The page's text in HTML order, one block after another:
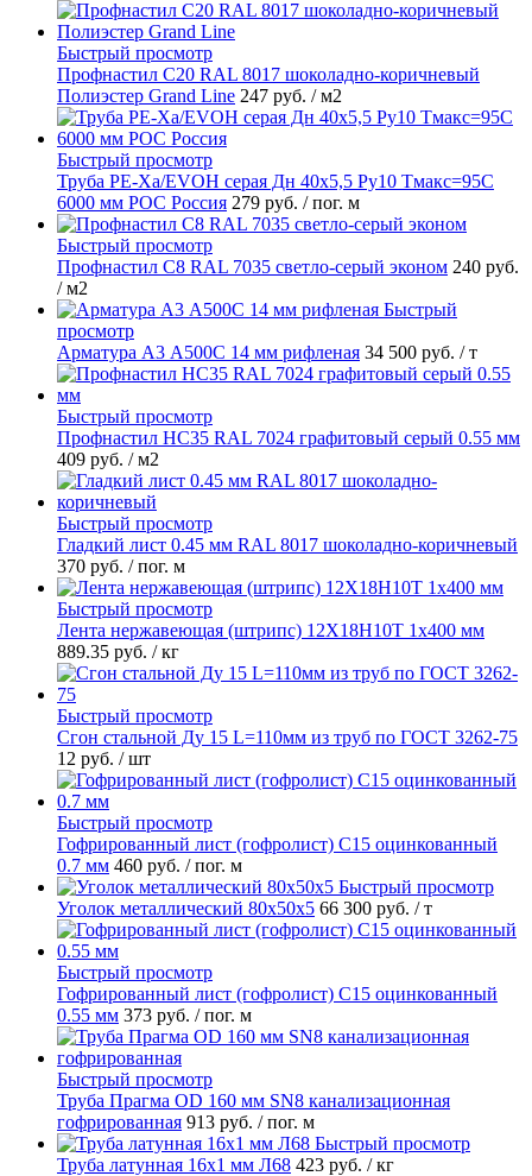
Быстрый просмотр
Профнастил С20 RAL 8017 шоколадно-коричневый
Полиэстер Grand Line 247 руб. / м2
Быстрый просмотр
Труба PE-Xa/EVOH серая Дн 40х5,5 Ру10 Тмакс=95C
6000 мм РОС Россия 279 руб. / пог. м
Быстрый просмотр
Профнастил С8 RAL 7035 светло-серый эконом 240 руб.
/ м2
Быстрый
просмотр
Арматура А3 А500С 14 мм рифленая 34 500 руб. / т
Быстрый просмотр
Профнастил НС35 RAL 7024 графитовый серый 0.55 мм
409 руб. / м2
Быстрый просмотр
Гладкий лист 0.45 мм RAL 8017 шоколадно-коричневый
370 руб. / пог. м
Быстрый просмотр
Лента нержавеющая (штрипс) 12Х18Н10Т 1х400 мм
889.35 руб. / кг
Быстрый просмотр
Сгон стальной Ду 15 L=110мм из труб по ГОСТ 3262-75
12 руб. / шт
Быстрый просмотр
Гофрированный лист (гофролист) С15 оцинкованный
0.7 мм 460 руб. / пог. м
Быстрый просмотр
Уголок металлический 80х50х5 66 300 руб. / т
Быстрый просмотр
Гофрированный лист (гофролист) С15 оцинкованный
0.55 мм 373 руб. / пог. м
Быстрый просмотр
Труба Прагма OD 160 мм SN8 канализационная
гофрированная 913 руб. / пог. м
Быстрый просмотр
Труба латунная 16х1 мм Л68 423 руб. / кг